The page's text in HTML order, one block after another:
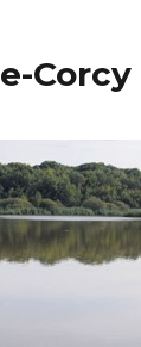
Corcy